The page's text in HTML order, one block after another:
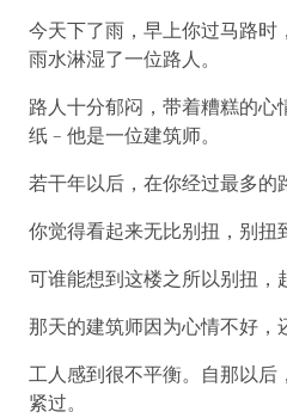
今天下了雨，早上你过马路时
雨水淋湿了一位路人。
路人十分郁闷，带着糟糕的心
纸 – 他是一位建筑师。
若干年以后，在你经过最多的
你觉得看起来无比别扭，别扭
可谁能想到这楼之所以别扭，
那天的建筑师因为心情不好，
工人感到很不平衡。自那以后
紧过。